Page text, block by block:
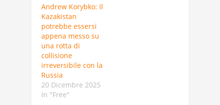
Andrew Korybko: Il
Kazakistan
potrebbe essersi
appena messo su
una rotta di
collisione
irreversibile con la
Russia
20 Dicembre 2025
In "Free"